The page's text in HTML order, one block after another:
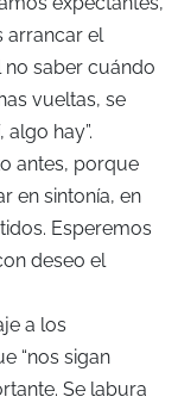
arrancar el
no saber cuándo
vueltas, se
hay”.
antes, porque
en sintonía, en
Esperemos
deseo el
a los
“nos sigan
Se labura